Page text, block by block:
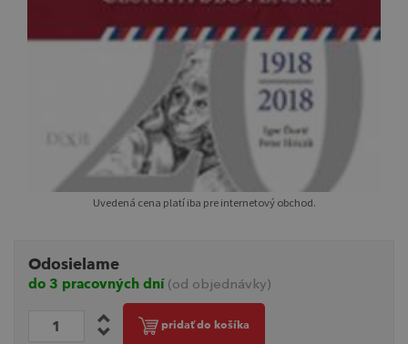
Uvedená cena platí iba pre internetový obchod.
Odosielame
do 3 pracovných dní (od objednávky)
pridať do košíka